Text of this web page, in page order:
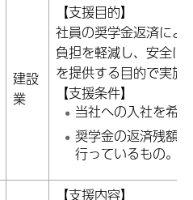
建設
業
【支援目的】
社員の奨学金返済によ
負担を軽減し、安全に
を提供する目的で実施
【支援条件】
当社への入社を希
奨学金の返済残額
行っているもの。
【支援内容】